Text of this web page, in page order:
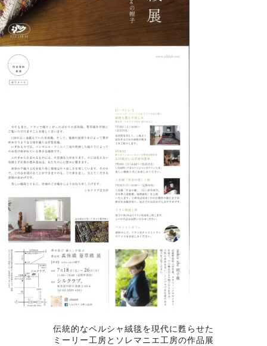
伝統的なペルシャ絨毯を現代に甦らせた
ミーリー工房とソレマニエ工房の作品展